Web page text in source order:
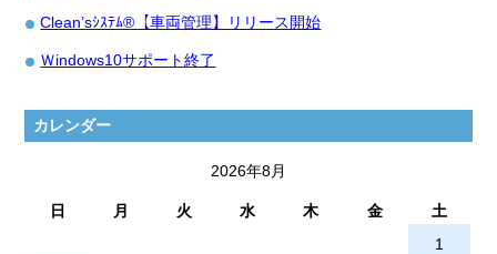
Clean’sｼｽﾃﾑ®【車両管理】リリース開始
Ｗindows10サポート終了
カレンダー
2026年8月
日 月 火 水 木 金
土
1